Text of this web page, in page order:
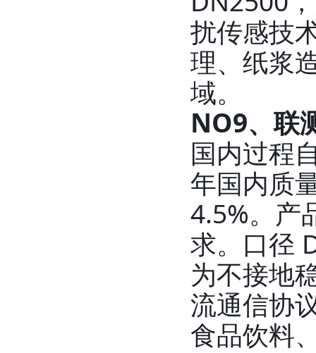
扰传感技
理、纸浆
域。
NO9、联
国内过程
年国内质
4.5%。产
求。口径
为不接地
流通信协
食品饮料